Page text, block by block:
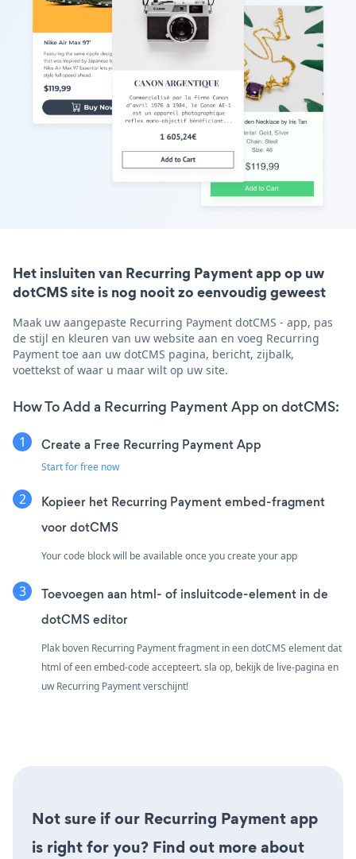
Het insluiten van Recurring Payment app op uw
dotCMS site is nog nooit zo eenvoudig geweest
Maak uw aangepaste Recurring Payment dotCMS - app, pas
de stijl en kleuren van uw website aan en voeg Recurring
Payment toe aan uw dotCMS pagina, bericht, zijbalk,
voettekst of waar u maar wilt op uw site.
How To Add a Recurring Payment App on dotCMS:
Create a Free Recurring Payment App
Start for free now
Kopieer het Recurring Payment embed-fragment
voor dotCMS
Your code block will be available once you create your app
Toevoegen aan html- of insluitcode-element in de
dotCMS editor
Plak boven Recurring Payment fragment in een dotCMS element dat
html of een embed-code accepteert. sla op, bekijk de live-pagina en
uw Recurring Payment verschijnt!
Not sure if our Recurring Payment app
is right for you? Find out more about